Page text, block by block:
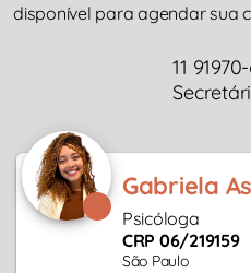
disponível para agendar sua
11
Gabriela
Psicóloga
CRP 06/219159
São Paulo